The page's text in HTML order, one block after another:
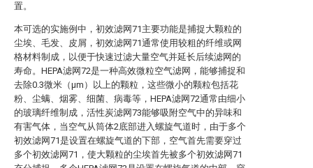
置。
本可选的实施例中，初效滤网71主要功能是捕捉大颗粒的
尘埃、毛发、皮屑，初效滤网71通常使用较粗的纤维或网
格材料制成，以便于快速过滤大量空气并延长后续滤网的
寿命。HEPA滤网72是一种高效微粒空气滤网，能够捕捉和
去除0.3微米（μm）以上的颗粒，这些微小的颗粒包括花
粉、尘螨、烟雾、细菌、病毒等，HEPA滤网72通常由细小
的玻璃纤维制成，活性炭滤网73能够吸附空气中的异味和
有害气体，当空气从筒体2底部进入螺旋气道时，由于多个
初效滤网71是设置在螺旋气道的下部，空气首先需要穿过
多个初效滤网71，使大颗粒的尘埃首先被多个初效滤网71